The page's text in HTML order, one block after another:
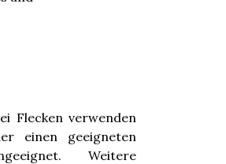
Flecken verwenden
einen geeigneten
Weitere